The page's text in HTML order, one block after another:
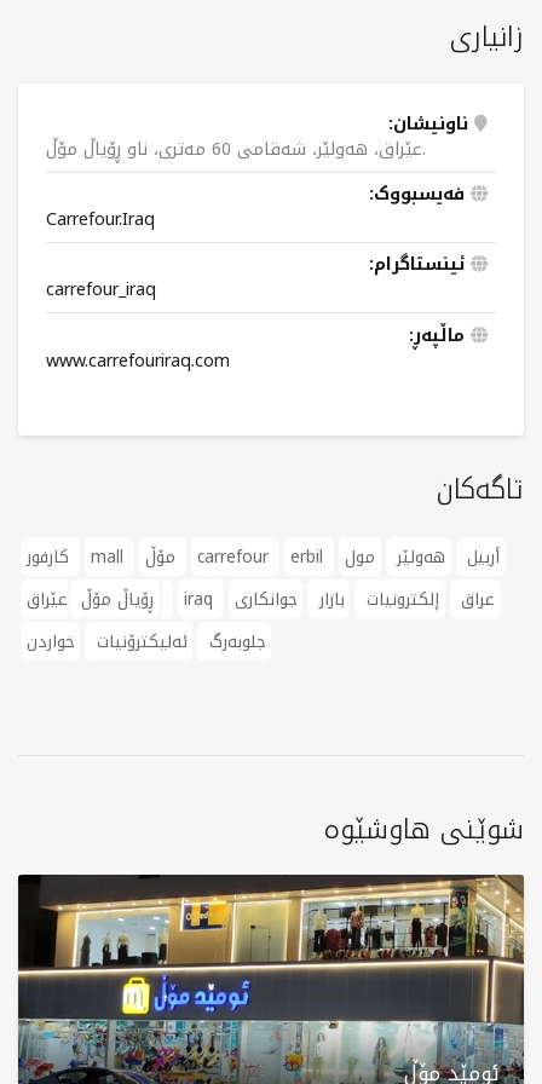
زانیاری
ناونیشان:
عێراق، هەولێر، شەقامی 60 مەتری، ناو ڕۆیاڵ مۆڵ.
فەیسبووک:
Carrefour.Iraq
ئینستاگرام:
carrefour_iraq
ماڵپەڕ:
www.carrefouriraq.com
تاگەکان
mall carrefour erbil أربيل هەولێر
مول
ڕۆیاڵ مۆڵ
iraq عراق إلكترونيات بازار
جوانکاری
جلوبەرگ
ئەلیکترۆنیات خواردن
شوێنی هاوشێوە
ئومێد مۆڵ